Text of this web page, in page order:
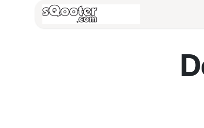
Zum Inhalt springen